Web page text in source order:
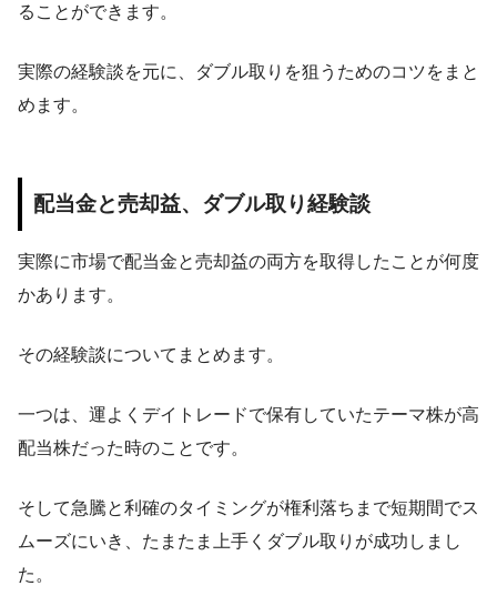
ることができます。
実際の経験談を元に、ダブル取りを狙うためのコツをまと
めます。
配当金と売却益、ダブル取り経験談
実際に市場で配当金と売却益の両方を取得したことが何度
かあります。
その経験談についてまとめます。
一つは、運よくデイトレードで保有していたテーマ株が高
配当株だった時のことです。
そして急騰と利確のタイミングが権利落ちまで短期間でス
ムーズにいき、たまたま上手くダブル取りが成功しまし
た。